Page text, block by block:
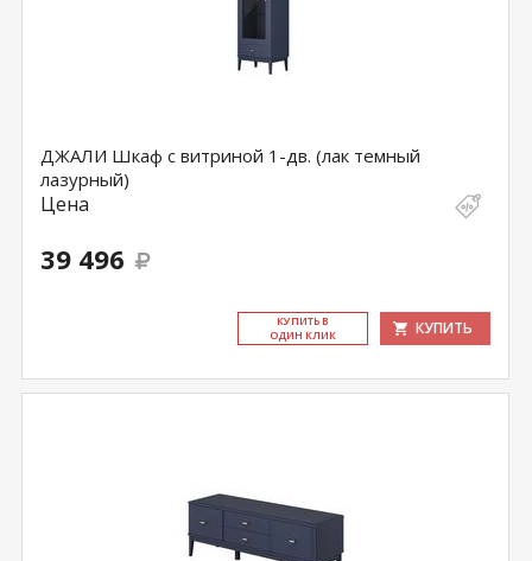
ДЖАЛИ Шкаф с витриной 1-дв. (лак темный
лазурный)
Цена
39 496
КУ­ПИТЬ В
ОДИН КЛИК
КУПИТЬ